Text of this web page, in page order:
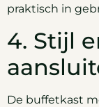
praktisch in
4. Stijl
De buffetkast